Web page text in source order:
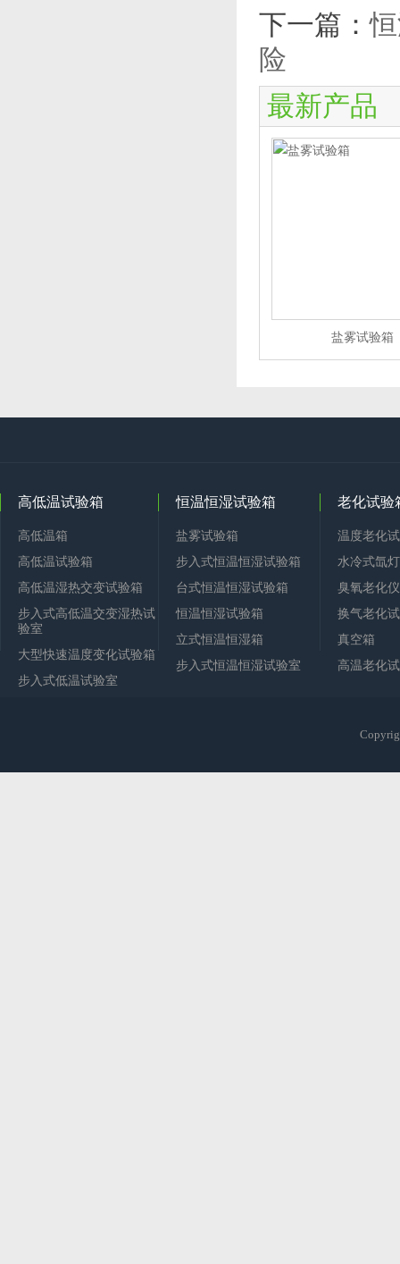
下一篇：
险
最新产品
盐雾试验箱
高低温试验箱
高低温箱
高低温试验箱
高低温湿热交变试验箱
步入式高低温交变湿热试
验室
大型快速温度变化试验箱
步入式低温试验室
恒温恒湿试验箱
盐雾试验箱
步入式恒温恒湿试验箱
台式恒温恒湿试验箱
恒温恒湿试验箱
立式恒温恒湿箱
步入式恒温恒湿试验室
老化试验
温度老化
水冷式氙
臭氧老化仪
换气老化
真空箱
高温老化